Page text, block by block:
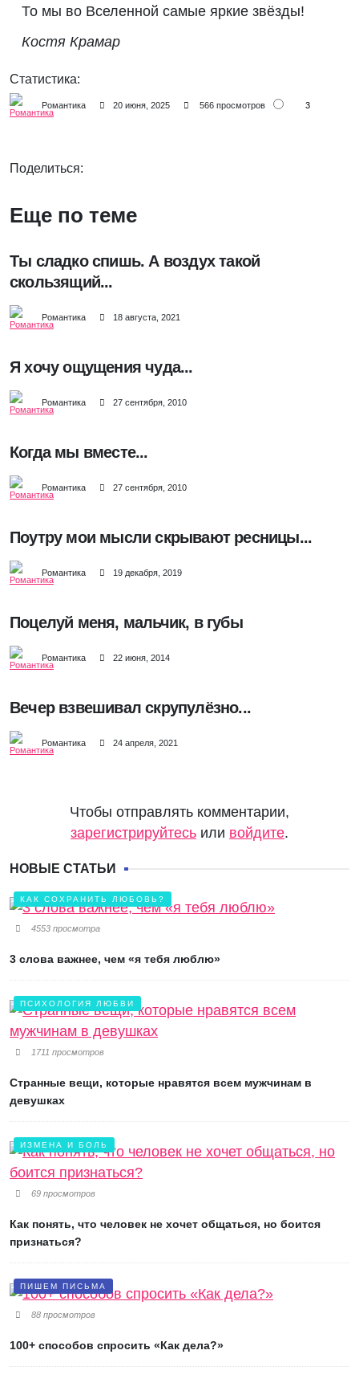
То мы во Вселенной самые яркие звёзды!
Костя Крамар
Статистика:
Романтика 20 июня, 2025 566 просмотров 3
Поделиться:
Еще по теме
Ты сладко спишь. А воздух такой
скользящий...
Романтика 18 августа, 2021
Я хочу ощущения чуда...
Романтика 27 сентября, 2010
Когда мы вместе...
Романтика 27 сентября, 2010
Поутру мои мысли скрывают ресницы...
Романтика 19 декабря, 2019
Поцелуй меня, мальчик, в губы
Романтика 22 июня, 2014
Вечер взвешивал скрупулёзно...
Романтика 24 апреля, 2021
Чтобы отправлять комментарии,
зарегистрируйтесь или войдите.
НОВЫЕ СТАТЬИ
КАК СОХРАНИТЬ ЛЮБОВЬ?
4553 просмотра
3 слова важнее, чем «я тебя люблю»
ПСИХОЛОГИЯ ЛЮБВИ
1711 просмотров
Странные вещи, которые нравятся всем мужчинам в
девушках
ИЗМЕНА И БОЛЬ
69 просмотров
Как понять, что человек не хочет общаться, но боится
признаться?
ПИШЕМ ПИСЬМА
88 просмотров
100+ способов спросить «Как дела?»